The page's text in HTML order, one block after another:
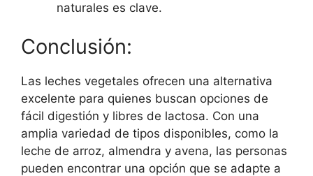
naturales es clave.
Conclusión:
Las leches vegetales ofrecen una alternativa
excelente para quienes buscan opciones de
fácil digestión y libres de lactosa. Con una
amplia variedad de tipos disponibles, como la
leche de arroz, almendra y avena, las personas
pueden encontrar una opción que se adapte a